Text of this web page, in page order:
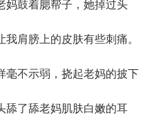
鼓着腮帮子，她掉过头
我肩膀上的皮肤有些刺痛。
不示弱，挠起老妈的披下
舔了舔老妈肌肤白嫩的耳